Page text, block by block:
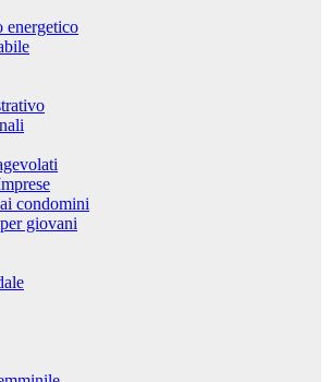
energetico
condomini
giovani